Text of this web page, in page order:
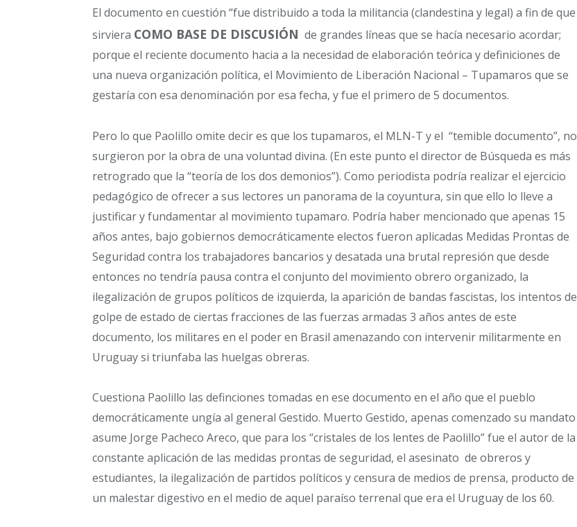
El documento en cuestión “fue distribuido a toda la militancia (clandestina y legal) a fin de que
sirviera COMO BASE DE DISCUSIÓN de grandes líneas que se hacía necesario acordar;
porque el reciente documento hacia a la necesidad de elaboración teórica y definiciones de
una nueva organización política, el Movimiento de Liberación Nacional – Tupamaros que se
gestaría con esa denominación por esa fecha, y fue el primero de 5 documentos.
Pero lo que Paolillo omite decir es que los tupamaros, el MLN-T y el “temible documento”, no
surgieron por la obra de una voluntad divina. (En este punto el director de Búsqueda es más
retrogrado que la “teoría de los dos demonios”). Como periodista podría realizar el ejercicio
pedagógico de ofrecer a sus lectores un panorama de la coyuntura, sin que ello lo lleve a
justificar y fundamentar al movimiento tupamaro. Podría haber mencionado que apenas 15
años antes, bajo gobiernos democráticamente electos fueron aplicadas Medidas Prontas de
Seguridad contra los trabajadores bancarios y desatada una brutal represión que desde
entonces no tendría pausa contra el conjunto del movimiento obrero organizado, la
ilegalización de grupos políticos de izquierda, la aparición de bandas fascistas, los intentos de
golpe de estado de ciertas fracciones de las fuerzas armadas 3 años antes de este
documento, los militares en el poder en Brasil amenazando con intervenir militarmente en
Uruguay si triunfaba las huelgas obreras.
Cuestiona Paolillo las definciones tomadas en ese documento en el año que el pueblo
democráticamente ungía al general Gestido. Muerto Gestido, apenas comenzado su mandato
asume Jorge Pacheco Areco, que para los “cristales de los lentes de Paolillo” fue el autor de la
constante aplicación de las medidas prontas de seguridad, el asesinato de obreros y
estudiantes, la ilegalización de partidos políticos y censura de medios de prensa, producto de
un malestar digestivo en el medio de aquel paraíso terrenal que era el Uruguay de los 60.